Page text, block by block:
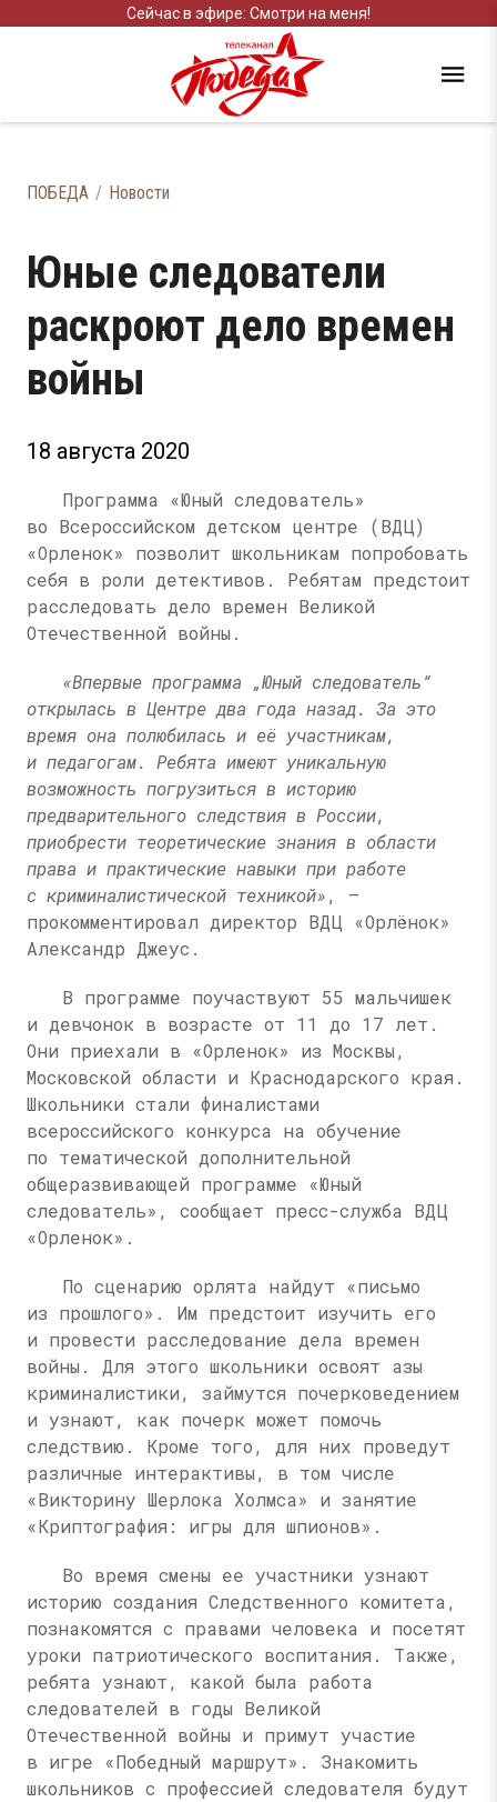
Сейчас в эфире: Смотри на меня!
ПОБЕДА Новости
Юные следователи
раскроют дело времен
войны
18 августа 2020
Программа «Юный следователь»
во Всероссийском детском центре (ВДЦ)
«Орленок» позволит школьникам попробовать
себя в роли детективов. Ребятам предстоит
расследовать дело времен Великой
Отечественной войны.
«Впервые программа „Юный следователь“
открылась в Центре два года назад. За это
время она полюбилась и её участникам,
и педагогам. Ребята имеют уникальную
возможность погрузиться в историю
предварительного следствия в России,
приобрести теоретические знания в области
права и практические навыки при работе
с криминалистической техникой», —
прокомментировал директор ВДЦ «Орлёнок»
Александр Джеус.
В программе поучаствуют 55 мальчишек
и девчонок в возрасте от 11 до 17 лет.
Они приехали в «Орленок» из Москвы,
Московской области и Краснодарского края.
Школьники стали финалистами
всероссийского конкурса на обучение
по тематической дополнительной
общеразвивающей программе «Юный
следователь», сообщает пресс-служба ВДЦ
«Орленок».
По сценарию орлята найдут «письмо
из прошлого». Им предстоит изучить его
и провести расследование дела времен
войны. Для этого школьники освоят азы
криминалистики, займутся почерковедением
и узнают, как почерк может помочь
следствию. Кроме того, для них проведут
различные интерактивы, в том числе
«Викторину Шерлока Холмса» и занятие
«Криптография: игры для шпионов».
Во время смены ее участники узнают
историю создания Следственного комитета,
познакомятся с правами человека и посетят
уроки патриотического воспитания. Также,
ребята узнают, какой была работа
следователей в годы Великой
Отечественной войны и примут участие
в игре «Победный маршрут». Знакомить
школьников с профессией следователя будут